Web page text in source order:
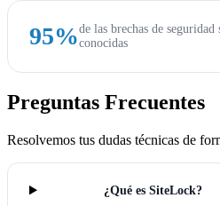
95%de las brechas de
conocidas
Preguntas Frecuentes
Resolvemos tus dudas técnicas de
¿Qué es SiteLock?